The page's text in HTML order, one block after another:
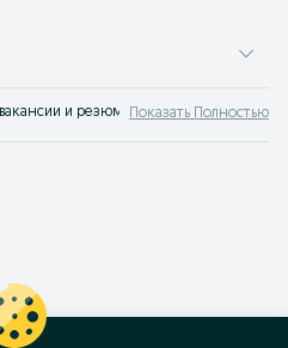
и резюме на OLX.kz. Множество
Показать Полностью